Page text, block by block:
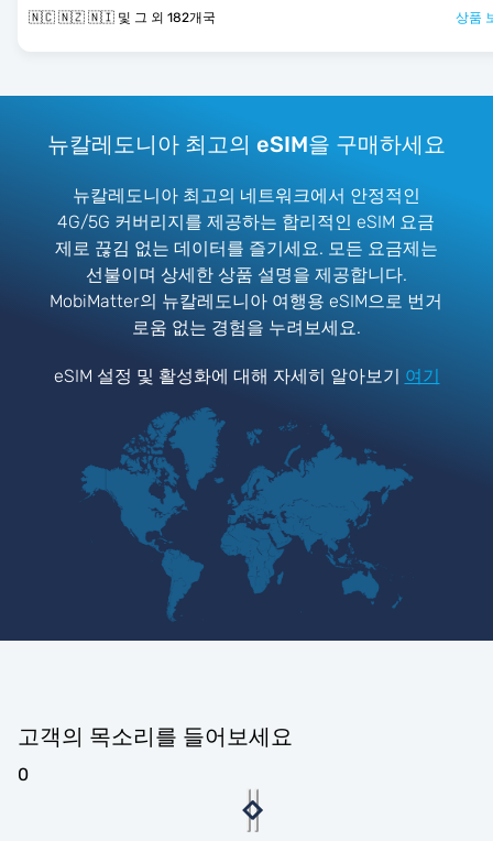
🇳🇨 🇳🇿 🇳🇮 및 그 외 182개국 상품
뉴칼레도니아 최고의 eSIM을 구매하세요
뉴칼레도니아 최고의 네트워크에서 안정적인
4G/5G 커버리지를 제공하는 합리적인 eSIM 요금
제로 끊김 없는 데이터를 즐기세요. 모든 요금제는
선불이며 상세한 상품 설명을 제공합니다.
MobiMatter의 뉴칼레도니아 여행용 eSIM으로 번거
로움 없는 경험을 누려보세요.
eSIM 설정 및 활성화에 대해 자세히 알아보기 여기
고객의 목소리를 들어보세요
0